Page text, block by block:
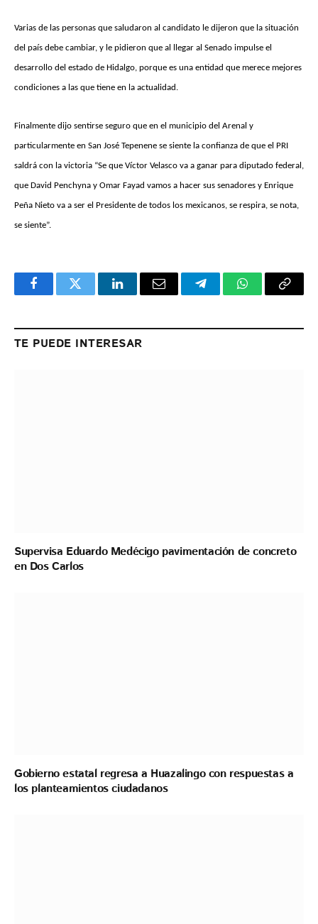
Varias de las personas que saludaron al candidato le dijeron que la situación
del país debe cambiar, y le pidieron que al llegar al Senado impulse el
desarrollo del estado de Hidalgo, porque es una entidad que merece mejores
condiciones a las que tiene en la actualidad.
Finalmente dijo sentirse seguro que en el municipio del Arenal y
particularmente en San José Tepenene se siente la confianza de que el PRI
saldrá con la victoria “Se que Víctor Velasco va a ganar para diputado federal,
que David Penchyna y Omar Fayad vamos a hacer sus senadores y Enrique
Peña Nieto va a ser el Presidente de todos los mexicanos, se respira, se nota,
se siente”.
FacebookTwitter LinkedInEmail TelegramWhatsApp
Copy
TE PUEDE INTERESAR
Supervisa Eduardo Medécigo pavimentación de concreto
en Dos Carlos
Gobierno estatal regresa a Huazalingo con respuestas a
los planteamientos ciudadanos